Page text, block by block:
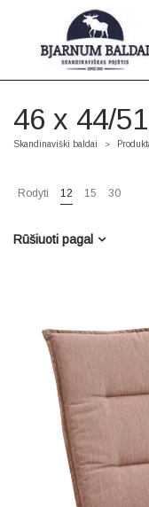
46 x 44/
Skandinaviški baldai >
Rodyti 12 15 30
Rūšiuoti pagal